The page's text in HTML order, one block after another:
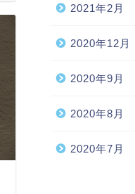
2021年2月
2020年12月
2020年9月
2020年8月
2020年7月